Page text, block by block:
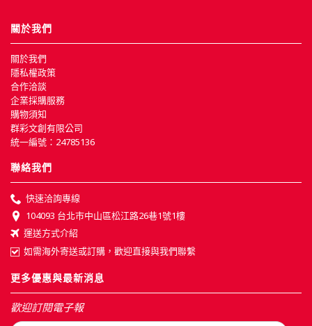
關於我們
關於我們
隱私權政策
合作洽談
企業採購服務
購物須知
群彩文創有限公司
統一編號：24785136
聯絡我們
快速洽詢專線
104093 台北市中山區松江路26巷1號1樓
運送方式介紹
如需海外寄送或訂購，歡迎直接與我們聯繫
更多優惠與最新消息
歡迎訂閱電子報